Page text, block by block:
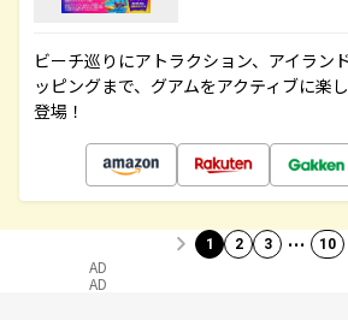
ビーチ巡りにアトラクション、アイラン
ッピングまで、グアムをアクティブに楽
登場！
1 2 3 … 10
AD
AD